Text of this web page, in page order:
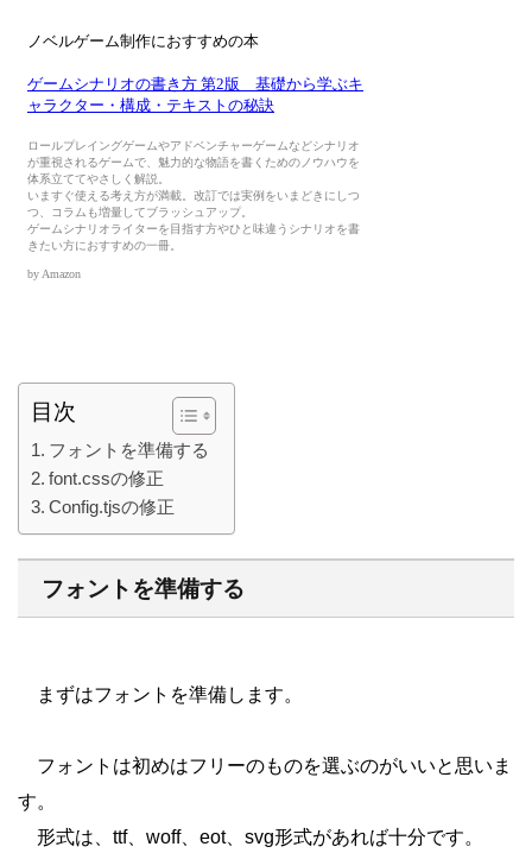
目次
フォントを準備する
font.cssの修正
Config.tjsの修正
フォントを準備する
まずはフォントを準備します。
フォントは初めはフリーのものを選ぶのがいいと思いま
す。
形式は、ttf、woff、eot、svg形式があれば十分です。